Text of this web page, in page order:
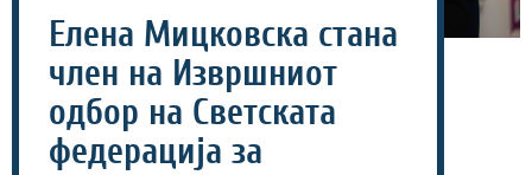
Елена Мицковска стана
член на Извршниот
одбор на Светската
федерација за